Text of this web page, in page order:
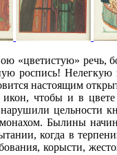
«цветистую»
роспись!
настоящим
чтобы и в
Былины
когда в
корысти,